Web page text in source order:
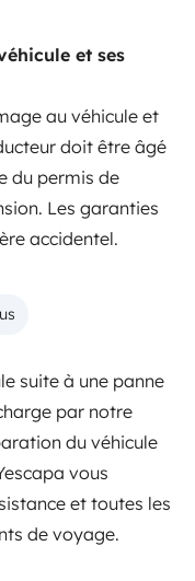
et ses
au véhicule et
doit être âgé
du permis de
Les garanties
accidentel.
suite à une panne
par notre
du véhicule
vous
et toutes les
de voyage.